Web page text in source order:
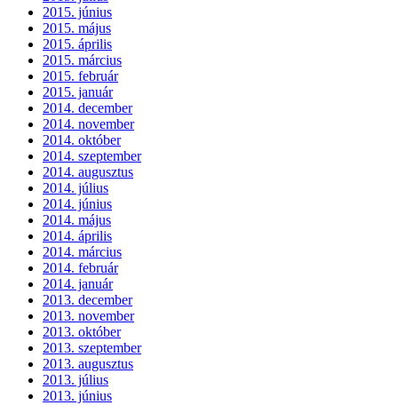
2015. június
2015. május
2015. április
2015. március
2015. február
2015. január
2014. december
2014. november
2014. október
2014. szeptember
2014. augusztus
2014. július
2014. június
2014. május
2014. április
2014. március
2014. február
2014. január
2013. december
2013. november
2013. október
2013. szeptember
2013. augusztus
2013. július
2013. június